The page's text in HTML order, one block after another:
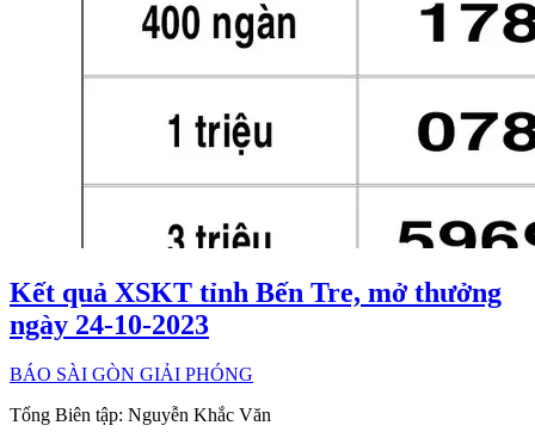
Kết quả XSKT tỉnh Bến Tre, mở thưởng
ngày 24-10-2023
BÁO SÀI GÒN GIẢI PHÓNG
Tổng Biên tập: Nguyễn Khắc Văn